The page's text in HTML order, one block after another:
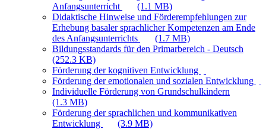
Anfangsunterricht
(1.1 MB)
Didaktische Hinweise und Förderempfehlungen zur
Erhebung basaler sprachlicher Kompetenzen am Ende
des Anfangsunterrichts
(1.7 MB)
Bildungsstandards für den Primarbereich - Deutsch
(252.3 KB)
Förderung der kognitiven Entwicklung
Förderung der emotionalen und sozialen Entwicklung
Individuelle Förderung von Grundschulkindern
(1.3 MB)
Förderung der sprachlichen und kommunikativen
Entwicklung
(3.9 MB)